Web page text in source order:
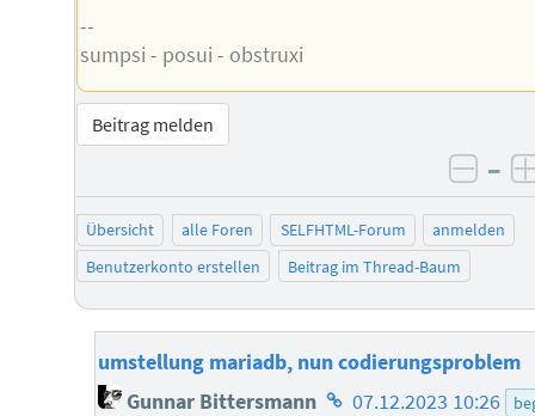
--
sumpsi - posui - obstruxi
Beitrag melden
–
Übersicht alle Foren SELFHTML-Forum
anmelden
Benutzerkonto erstellen
Beitrag im Thread-Baum
umstellung mariadb, nun codierungsproblem
Gunnar Bittersmann Homepage
07.12.2023 10:26